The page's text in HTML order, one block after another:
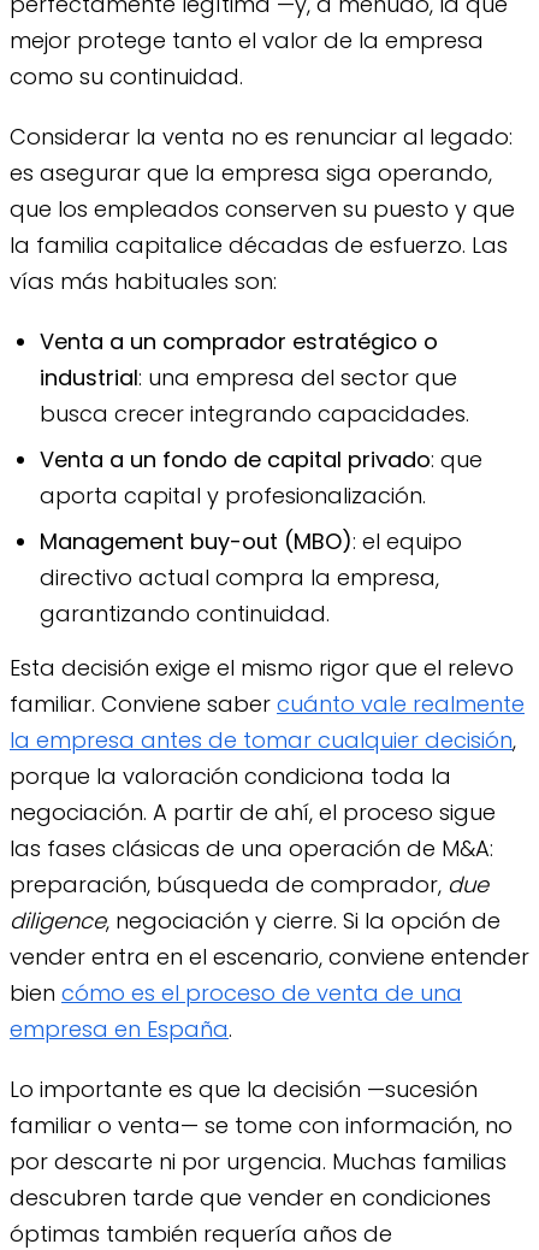
mejor protege tanto el valor de la empresa
como su continuidad.
Considerar la venta no es renunciar al legado:
es asegurar que la empresa siga operando,
que los empleados conserven su puesto y que
la familia capitalice décadas de esfuerzo. Las
vías más habituales son:
Venta a un comprador estratégico o
industrial: una empresa del sector que
busca crecer integrando capacidades.
Venta a un fondo de capital privado: que
aporta capital y profesionalización.
Management buy-out (MBO): el equipo
directivo actual compra la empresa,
garantizando continuidad.
Esta decisión exige el mismo rigor que el relevo
familiar. Conviene saber cuánto vale realmente
la empresa antes de tomar cualquier decisión,
porque la valoración condiciona toda la
negociación. A partir de ahí, el proceso sigue
las fases clásicas de una operación de M&A:
preparación, búsqueda de comprador, due
diligence, negociación y cierre. Si la opción de
vender entra en el escenario, conviene entender
bien cómo es el proceso de venta de una
empresa en España.
Lo importante es que la decisión —sucesión
familiar o venta— se tome con información, no
por descarte ni por urgencia. Muchas familias
descubren tarde que vender en condiciones
óptimas también requería años de